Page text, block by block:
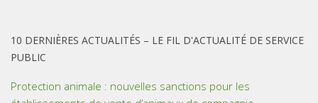
10 DERNIÈRES ACTUALITÉS – LE FIL D'ACTUALITÉ DE SERVICE
PUBLIC
Protection animale : nouvelles sanctions pour les